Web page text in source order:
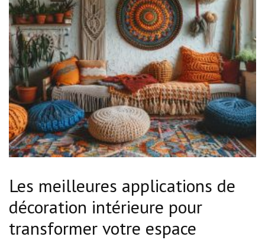
Les meilleures applications de
décoration intérieure pour
transformer votre espace